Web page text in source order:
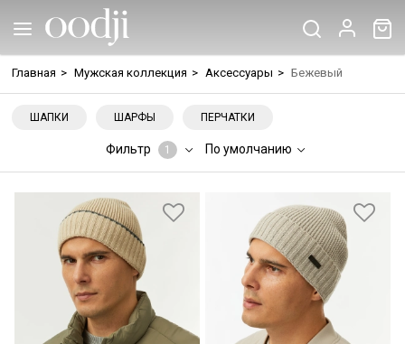
Главная > Мужская коллекция > Аксессуары > Бежевый
ШАПКИ ШАРФЫ ПЕРЧАТКИ
Фильтр 1 По умолчанию